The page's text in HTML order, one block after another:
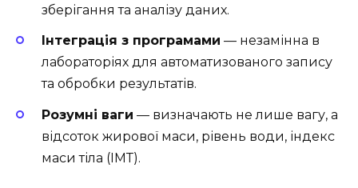
зберігання та аналізу даних.
Інтеграція з програмами — незамінна в
лабораторіях для автоматизованого запису
та обробки результатів.
Розумні ваги — визначають не лише вагу, а
відсоток жирової маси, рівень води, індекс
маси тіла (ІМТ).